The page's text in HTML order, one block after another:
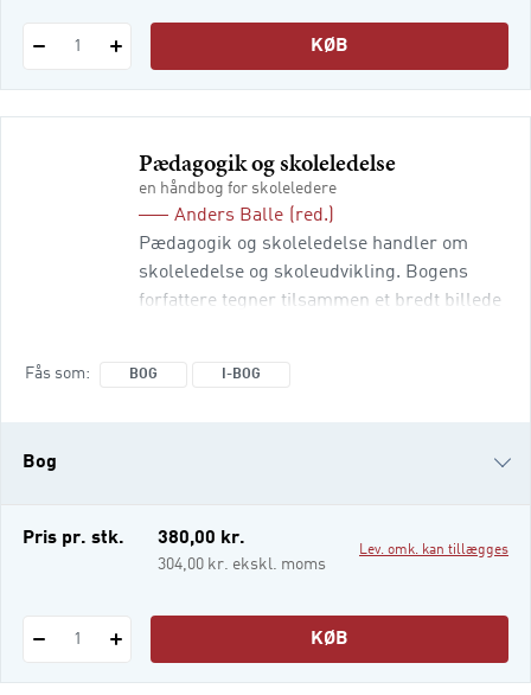
1 KØB
Pædagogik og skoleledelse
en håndbog for skoleledere
Anders Balle
(red.)
Pædagogik og skoleledelse handler om
skoleledelse og skoleudvikling. Bogens
forfattere tegner tilsammen et bredt billede
Fås som BOG I-BOG
Bog
i-bog
Pris pr. stk. 380,00 kr.
304,00 kr. ekskl. moms
Lev. omk. kan tillægges
1 KØB